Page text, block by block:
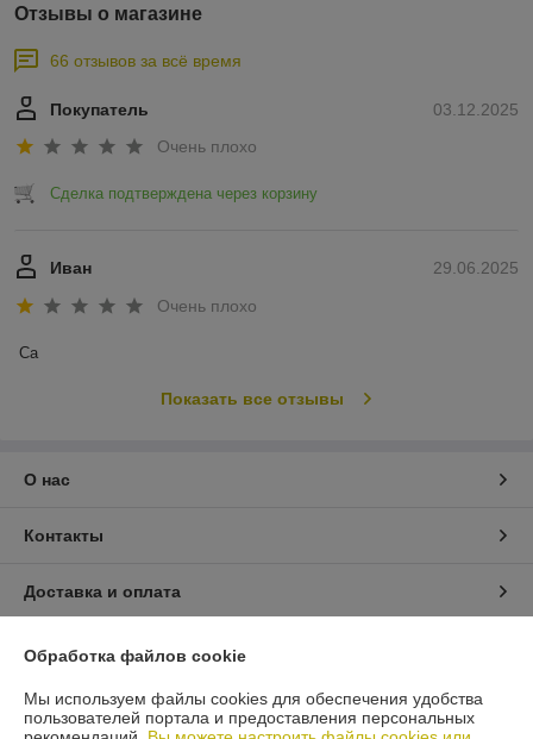
Отзывы о магазине
66 отзывов за всё время
03.12.2025
Покупатель
Очень плохо
Сделка подтверждена через корзину
29.06.2025
Иван
Очень плохо
Са
Показать все отзывы
О нас
Контакты
Доставка и оплата
График работы
Полная версия сайта
Обработка файлов cookie
Мы используем файлы cookies для обеспечения удобства
пользователей портала и предоставления персональных